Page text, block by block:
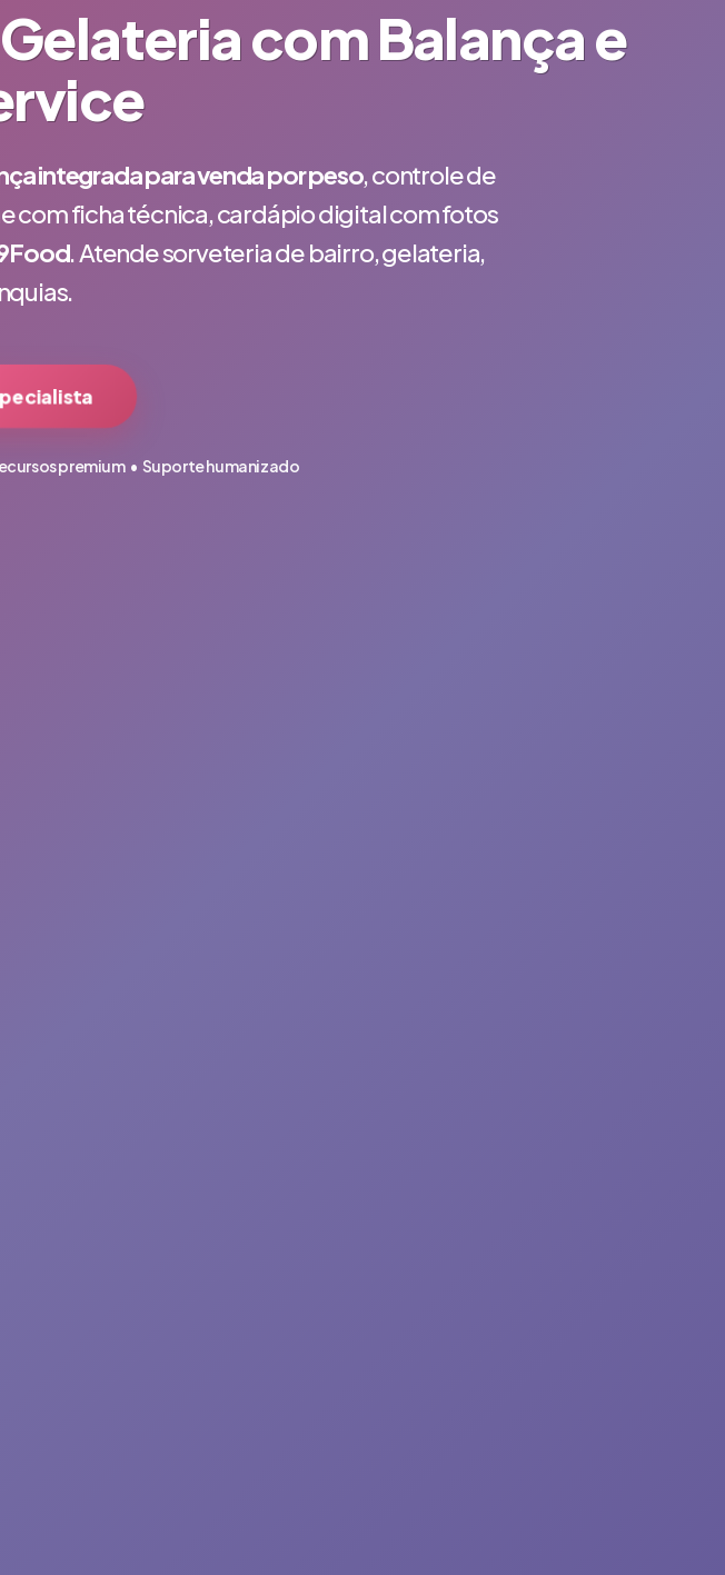
com Balança e
integrada para venda por peso, controle de
com ficha técnica, cardápio digital com fotos
. Atende sorveteria de bairro, gelateria,
premium • Suporte humanizado